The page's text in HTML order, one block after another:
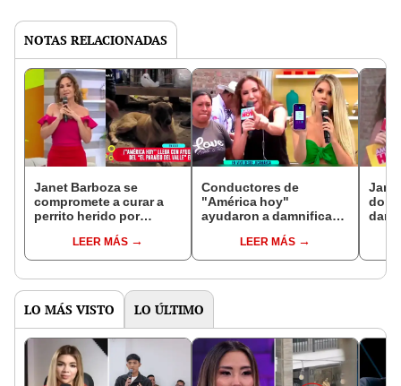
NOTAS RELACIONADAS
Janet Barboza se
compromete a curar a
perrito herido por
"Situación dolorosa"
LEER MÁS
Conductores de
"América hoy"
ayudaron a damnificada
en vivo más de S/1.000
LEER MÁS
LO MÁS VISTO LO ÚLTIMO